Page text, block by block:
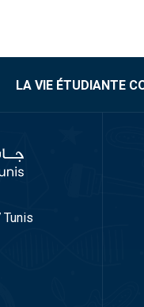
LA VIE ÉTUDIANTE